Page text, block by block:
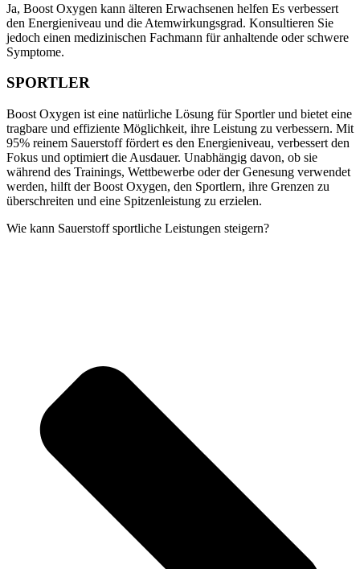
Ja, Boost Oxygen kann älteren Erwachsenen helfen Es verbessert
den Energieniveau und die Atemwirkungsgrad. Konsultieren Sie
jedoch einen medizinischen Fachmann für anhaltende oder schwere
Symptome.
SPORTLER
Boost Oxygen ist eine natürliche Lösung für Sportler und bietet eine
tragbare und effiziente Möglichkeit, ihre Leistung zu verbessern. Mit
95% reinem Sauerstoff fördert es den Energieniveau, verbessert den
Fokus und optimiert die Ausdauer. Unabhängig davon, ob sie
während des Trainings, Wettbewerbe oder der Genesung verwendet
werden, hilft der Boost Oxygen, den Sportlern, ihre Grenzen zu
überschreiten und eine Spitzenleistung zu erzielen.
Wie kann Sauerstoff sportliche Leistungen steigern?